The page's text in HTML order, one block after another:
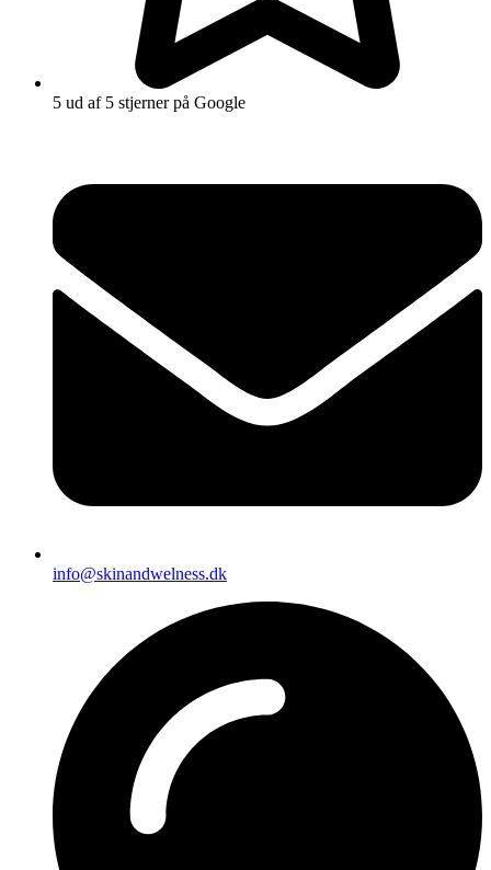
5 ud af 5 stjerner på Google
info@skinandwelness.dk